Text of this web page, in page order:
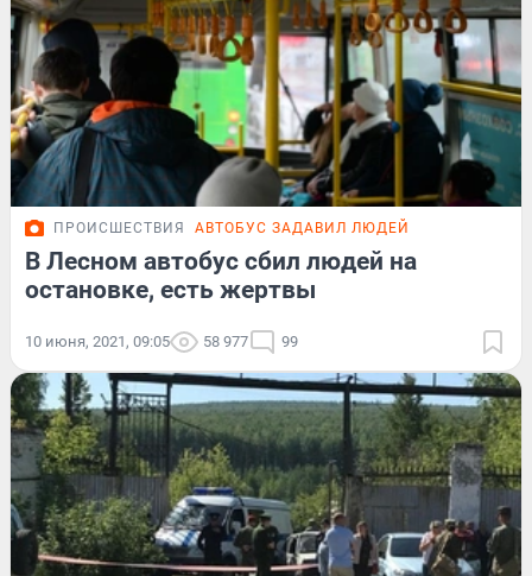
ПРОИСШЕСТВИЯ АВТОБУС ЗАДАВИЛ ЛЮДЕЙ
В Лесном автобус сбил людей на
остановке, есть жертвы
10 июня, 2021, 09:05 58 977 99